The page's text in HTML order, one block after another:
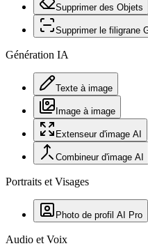
Supprimer des Objets
Supprimer le filigrane
Génération IA
Texte à image
Image à image
Extenseur d'image AI
Combineur d'image AI
Portraits et Visages
Photo de profil AI Pro
Audio et Voix